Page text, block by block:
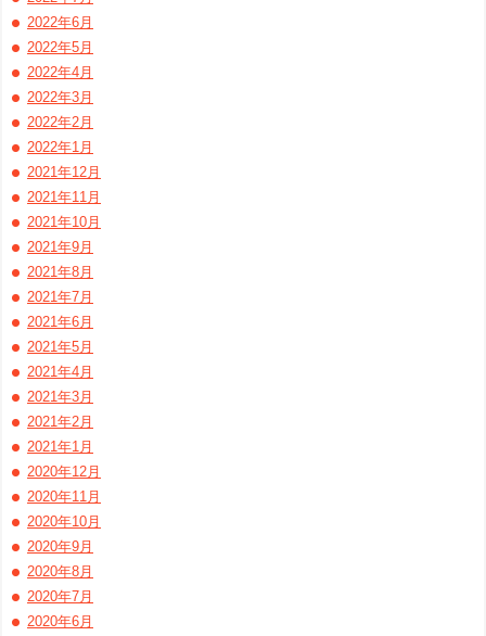
2022年6月
2022年5月
2022年4月
2022年3月
2022年2月
2022年1月
2021年12月
2021年11月
2021年10月
2021年9月
2021年8月
2021年7月
2021年6月
2021年5月
2021年4月
2021年3月
2021年2月
2021年1月
2020年12月
2020年11月
2020年10月
2020年9月
2020年8月
2020年7月
2020年6月